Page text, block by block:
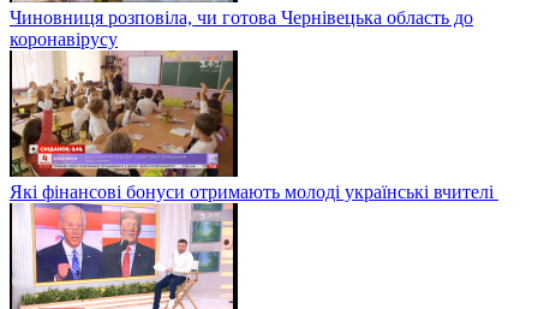
Чиновниця розповіла, чи готова Чернівецька область до
коронавірусу
Які фінансові бонуси отримають молоді українські вчителі